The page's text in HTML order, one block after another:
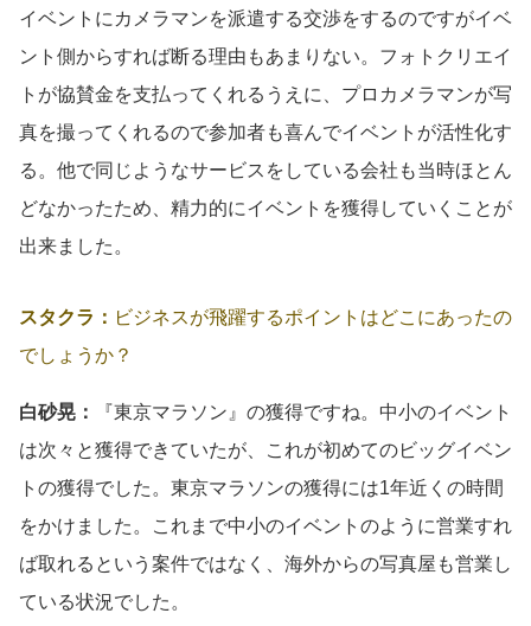
イベントにカメラマンを派遣する交渉をするのですがイベ
ント側からすれば断る理由もあまりない。フォトクリエイ
トが協賛金を支払ってくれるうえに、プロカメラマンが写
真を撮ってくれるので参加者も喜んでイベントが活性化す
る。他で同じようなサービスをしている会社も当時ほとん
どなかったため、精力的にイベントを獲得していくことが
出来ました。
スタクラ： ビジネスが飛躍するポイントはどこにあったの
でしょうか？
白砂晃：
『東京マラソン』の獲得ですね。中小のイベント
は次々と獲得できていたが、これが初めてのビッグイベン
トの獲得でした。東京マラソンの獲得には1年近くの時間
をかけました。これまで中小のイベントのように営業すれ
ば取れるという案件ではなく、海外からの写真屋も営業し
ている状況でした。